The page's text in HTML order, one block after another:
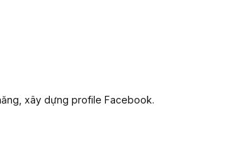
xây dựng profile Facebook.